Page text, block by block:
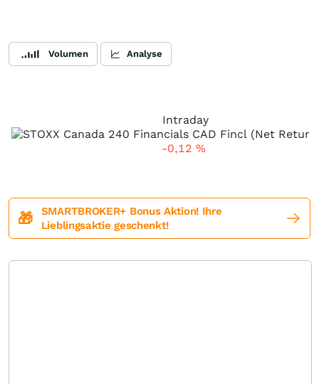
Volumen Analyse
Intraday
-0,12 %
🎁
SMARTBROKER+ Bonus Aktion! Ihre
Lieblingsaktie geschenkt!